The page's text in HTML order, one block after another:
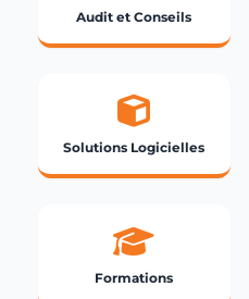
Audit et Conseils
Solutions Logicielles
Formations